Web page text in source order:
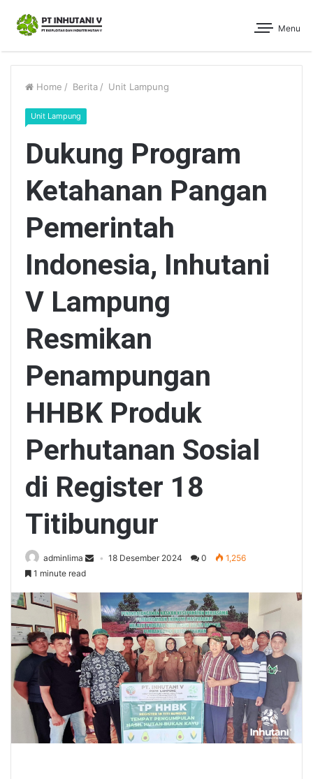
Menu
Home / Berita / Unit Lampung
Unit Lampung
Dukung Program
Ketahanan Pangan
Pemerintah
Indonesia, Inhutani
V Lampung
Resmikan
Penampungan
HHBK Produk
Perhutanan Sosial
di Register 18
Titibungur
adminlima 18 Desember 2024 0
1,256
1 minute read